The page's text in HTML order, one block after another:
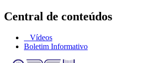
Central de conteúdos
Vídeos
Boletim Informativo